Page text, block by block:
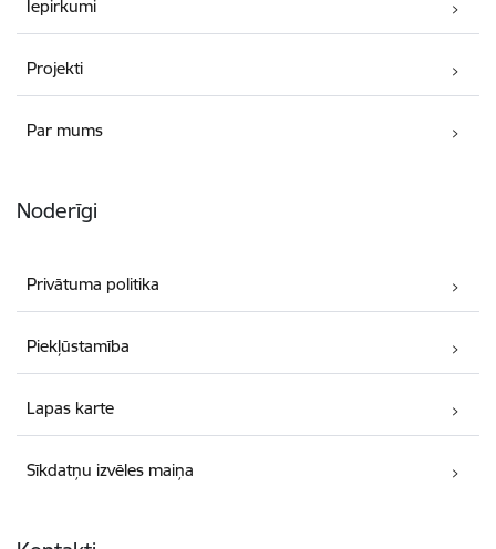
Iepirkumi
Projekti
Par mums
Noderīgi
Privātuma politika
Piekļūstamība
Lapas karte
Sīkdatņu izvēles maiņa